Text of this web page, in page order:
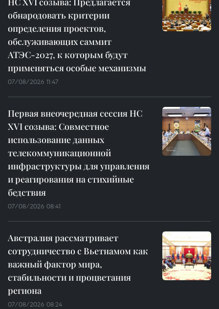
обнародовать критерии
определения проектов,
обслуживающих саммит
АТЭС-2027, к которым будут
применяться особые механизмы
07/08/2026 11:47
Первая внеочередная сессия НС
XVI созыва: Совместное
использование данных
телекоммуникационной
инфраструктуры для управления
и реагирования на стихийные
бедствия
07/08/2026 08:41
Австралия рассматривает
сотрудничество с Вьетнамом как
важный фактор мира,
стабильности и процветания
региона
07/08/2026 08:24